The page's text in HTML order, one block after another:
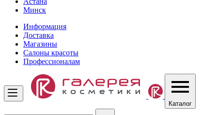
Минск
Информация
Доставка
Магазины
Салоны красоты
Профессионалам
Каталог